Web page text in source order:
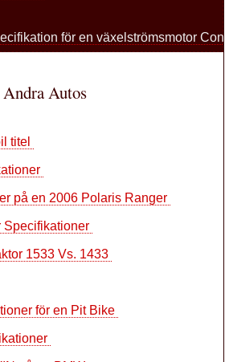
för en växelströmsmotor
Andra Autos
titel
på en 2006 Polaris Ranger
Specifikationer
1533 Vs. 1433
för en Pit Bike